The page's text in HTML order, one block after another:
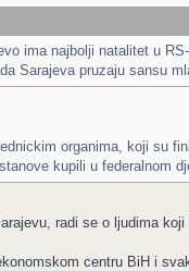
ima najbolji natalitet u
Sarajeva pruzaju sansu
organima, koji su
kupili u federalnom
radi se o ljudima
centru BiH i